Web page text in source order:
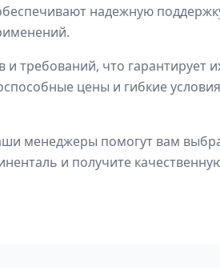
надежную
требований, что гарантирует
цены и гибкие
менеджеры помогут вам
и получите